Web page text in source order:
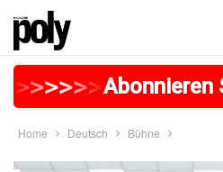
>>>>>>>>>>>>>>
Abonnieren
Home Deutsch Bühne